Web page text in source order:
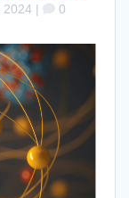
2024 | 0